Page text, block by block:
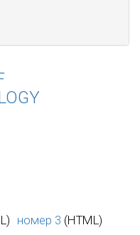
номер 3 (HTML)